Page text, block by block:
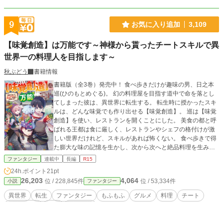
9 お気に入り追加 3,109
【味覚創造】は万能です～神様から貰ったチートスキルで異
世界一の料理人を目指します～
秋ぶどう
書籍情報
書籍版（全3巻）発売中！ 食べ歩きだけが趣味の男、日之本
巡(ひのもとめぐる)。 幻の料理屋を目指す道中で命を落とし
てしまった彼は、異世界に転生する。 転生時に授かったスキ
ルは、どんな味覚でも作り出せる【味覚創造】。 巡は【味覚
創造】を使い、レストランを開くことにした。 美食の都と呼
ばれる王都は食に厳しく、レストランやシェフの格付けが激
しい世界だけれど、スキルがあれば怖くない。 食べ歩きで得
た膨大な味の記憶を生かし、次から次へと絶品料理を生み出
す巡。 その味は舌の肥えた王都の人間も唸らせるほどで―
に“味覚革命”を起こす物語である。
ファンタジー 連載中 長編 R15
24h.ポイント 21pt
小説 26,203 位 / 228,845件 ファンタジー 4,064 位 / 53,334件
異世界 転生 ファンタジー もふもふ グルメ 料理
チート